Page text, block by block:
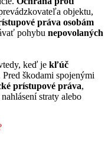
objektu,
práva osobám
pohybu nepovolaných
keď je kľúč
Pred škodami spojenými
prístupové práva,
straty alebo